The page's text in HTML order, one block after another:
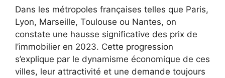
Dans les métropoles françaises telles que Paris,
Lyon, Marseille, Toulouse ou Nantes, on
constate une hausse significative des prix de
l’immobilier en 2023. Cette progression
s’explique par le dynamisme économique de ces
villes, leur attractivité et une demande toujours